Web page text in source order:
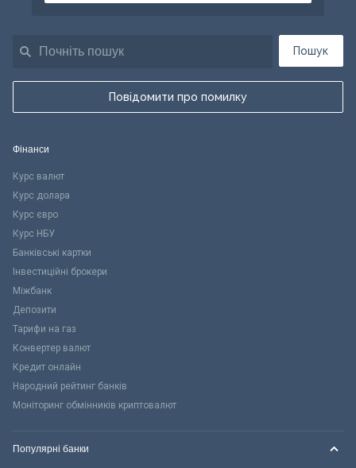
Пошук
Повідомити про помилку
Фінанси
Курс валют
Курс долара
Курс євро
Курс НБУ
Банківські картки
Інвестиційні брокери
Міжбанк
Депозити
Тарифи на газ
Конвертер валют
Кредит онлайн
Народний рейтинг банків
Моніторинг обмінників криптовалют
Популярні банки